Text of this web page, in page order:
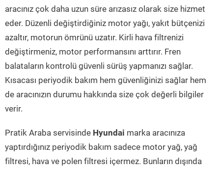
aracınız çok daha uzun süre arızasız olarak size hizmet
eder. Düzenli değiştirdiğiniz motor yağı, yakıt bütçenizi
azaltır, motorun ömrünü uzatır. Kirli hava filtrenizi
değiştirmeniz, motor performansını arttırır. Fren
balataların kontrolü güvenli sürüş yapmanızı sağlar.
Kısacası periyodik bakım hem güvenliğinizi sağlar hem
de aracınızın durumu hakkında size çok değerli bilgiler
verir.
Pratik Araba servisinde Hyundai marka aracınıza
yaptırdığınız periyodik bakım sadece motor yağ, yağ
filtresi, hava ve polen filtresi içermez. Bunların dışında